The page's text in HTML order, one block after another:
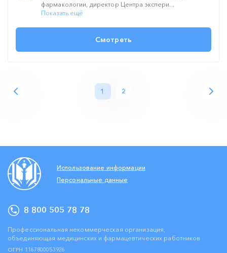
фармакологии, директор Центра экспери...
Показать ещё
Смотреть
1 2
Использование информации
Персональные данные
8 800 505 78 78
Профессиональная некоммерческая организация,
объединяющая медицинских и фармацевтических работников
ОГРН 1167800053926